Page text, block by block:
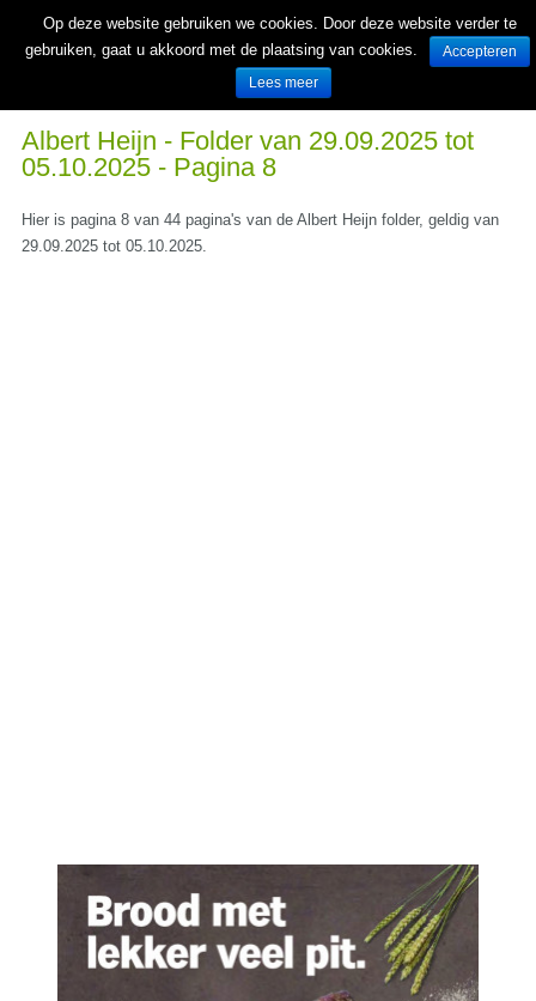
Wekelijks nieuwe folders van Nederlandse supermarkten en winkels
Albert Heijn - Folder van 29.09.2025 tot
05.10.2025 - Pagina 8
Hier is pagina 8 van 44 pagina's van de Albert Heijn folder, geldig van
29.09.2025 tot 05.10.2025.
Op deze website gebruiken we cookies. Door deze website verder te
gebruiken, gaat u akkoord met de plaatsing van cookies.
Accepteren
Lees meer